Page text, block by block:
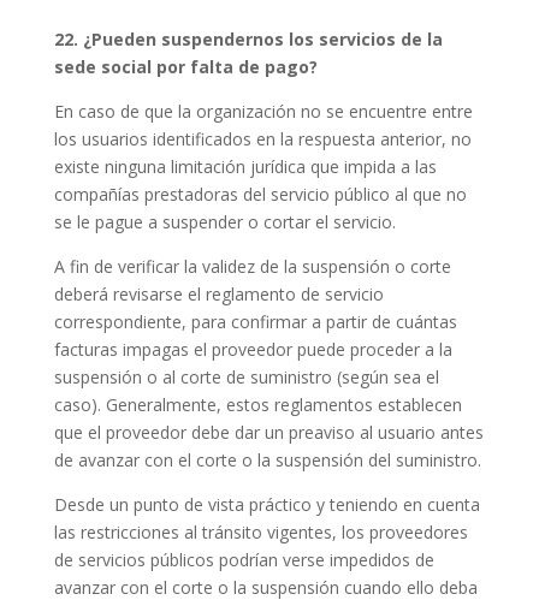
22. ¿Pueden suspendernos los servicios de la
sede social por falta de pago?
En caso de que la organización no se encuentre entre
los usuarios identificados en la respuesta anterior, no
existe ninguna limitación jurídica que impida a las
compañías prestadoras del servicio público al que no
se le pague a suspender o cortar el servicio.
A fin de verificar la validez de la suspensión o corte
deberá revisarse el reglamento de servicio
correspondiente, para confirmar a partir de cuántas
facturas impagas el proveedor puede proceder a la
suspensión o al corte de suministro (según sea el
caso). Generalmente, estos reglamentos establecen
que el proveedor debe dar un preaviso al usuario antes
de avanzar con el corte o la suspensión del suministro.
Desde un punto de vista práctico y teniendo en cuenta
las restricciones al tránsito vigentes, los proveedores
de servicios públicos podrían verse impedidos de
avanzar con el corte o la suspensión cuando ello deba